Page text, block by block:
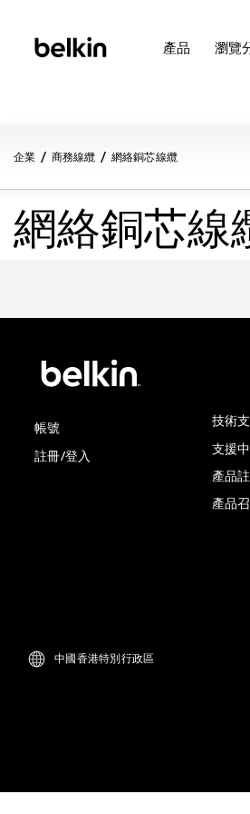
產品 瀏覽
企業 商務線纜 網絡銅芯線纜
網絡銅芯線
帳號
註冊/登入
技術
支援
產品
產品
中國香港特別行政區